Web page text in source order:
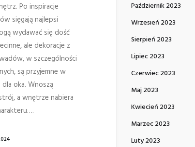
Po inspiracje
sięgają najlepsi
wydawać się dość
ale dekoracje z
w szczególności
są przyjemne w
oka. Wnoszą
a wnętrze nabiera
Październik 2023
Wrzesień 2023
Sierpień 2023
Lipiec 2023
Czerwiec 2023
Maj 2023
Kwiecień 2023
Marzec 2023
Luty 2023